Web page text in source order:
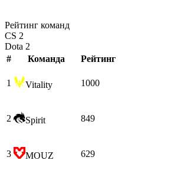
Рейтинг команд
CS 2
Dota 2
#
Команда Рейтинг
1 Vitality 1000
2 Spirit 849
3 MOUZ 629